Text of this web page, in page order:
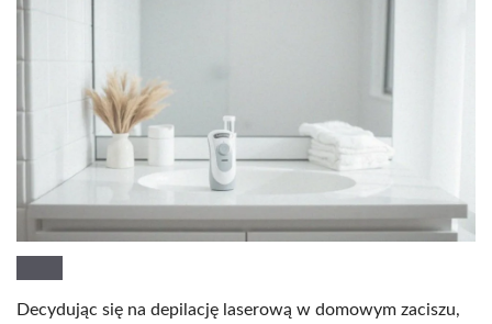
Decydując się na depilację laserową w domowym zaciszu,